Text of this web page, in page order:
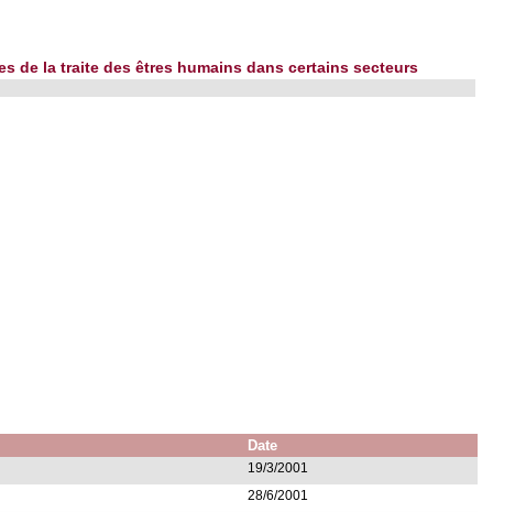
de la traite des êtres humains dans certains secteurs
Date
19/3/2001
28/6/2001